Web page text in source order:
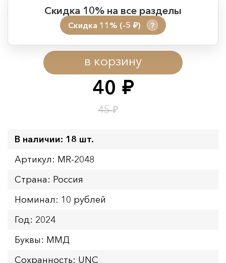
40 руб.
45₽
в корзину
Скидка 10% на все разделы
Скидка 11% (-5 руб.) ?
Период действия акции:
Начало:
08.08.2026 00:01
Окончание:
09.08.2026 23:59
Время до окончания:
В наличии: 18 шт.
Артикул: MR-2048
Страна: Россия
Номинал: 10 рублей
Год: 2024
Буквы: ММД
Сохранность: UNC